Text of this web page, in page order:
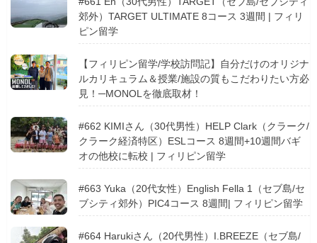
郊外）TARGET ULTIMATE 8コース 3週間 | フィリ
ピン留学
【フィリピン留学/学校訪問記】自分だけのオリジナ
ルカリキュラム＆授業/施設の質もこだわりたい方必
見！─MONOLを徹底取材！
#662 KIMIさん（30代男性）HELP Clark（クラーク/
クラーク経済特区）ESLコース 8週間+10週間バギ
オの他校に転校 | フィリピン留学
#663 Yuka（20代女性）English Fella 1（セブ島/セ
ブシティ郊外）PIC4コース 8週間| フィリピン留学
#664 Harukiさん（20代男性）I.BREEZE（セブ島/